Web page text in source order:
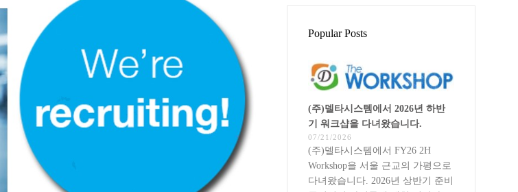
Popular Posts
(주)델타시스템에서 2026년 하반
기 워크샵을 다녀왔습니다.
07/21/2026
(주)델타시스템에서 FY26 2H
Workshop을 서울 근교의 가평으로
다녀왔습니다. 2026년 상반기 준비